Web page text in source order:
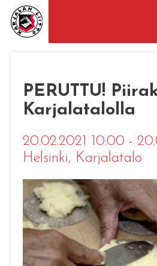
PERUTTU!
Karjalatalolla
20.02.2021 10:00 -
Helsinki, Karjalatalo